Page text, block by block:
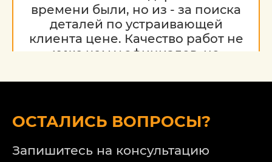
времени были, но из - за поиска
деталей по устраивающей
клиента цене. Качество работ не
хуже чем у официалов, но
работу, надеюсь на дальнейшее
ОСТАЛИСЬ ВОПРОСЫ?
Запишитесь на консультацию